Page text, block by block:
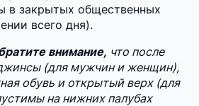
в закрытых общественных
всего дня).
внимание, что после
(для мужчин и женщин),
обувь и открытый верх (для
на нижних палубах